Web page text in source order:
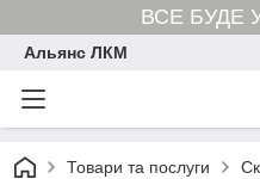
ВСЕ БУДЕ
Альянс ЛКМ
Товари та послуги